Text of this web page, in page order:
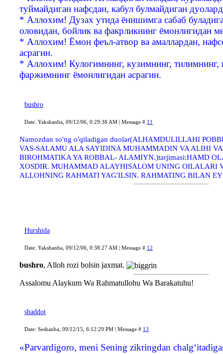
туймайдиган нафсдан, кабул булмайдиган
* Аллохим! Дузах утида ёнишимга сабаб
оловидан, бойлик ва факрликнинг ёмонлигидан
* Аллохим! Ёмон феъл-атвор ва амаллардан,
асрагин.
* Аллохим! Кулогимнинг, кузимнинг, тилимнинг,
фаржимнинг ёмонлигидан асрагин.
bushro
Date: Yakshanba, 09/12/06, 0:29:38 AM | Message # 11
Namozdan so'ng o'qiladigan duolar(ALHAMDULILLAHI
VAS-SALAMU ALA SAYIDINA MUHAMMADIN VA ALIHI
BIROHMATIKA YA ROBBAL- ALAMIYN.)tarjimasi:HAMD
XOSDIR. MUHAMMAD ALAYHISALOM UNING OILALARI
ALLOHNING RAHMATI YAG'ILSIN. RAHMATING BILAN
Hurshida
Date: Yakshanba, 09/12/06, 0:38:27 AM | Message # 12
bushro, Alloh rozi bolsin jaxmat.
Assalomu Alaykum Wa Rahmatullohu Wa Barakatuhu!
shaddot
Date: Seshanba, 09/12/15, 6:12:29 PM | Message # 13
«Parvardigoro, meni Sening zikringdan